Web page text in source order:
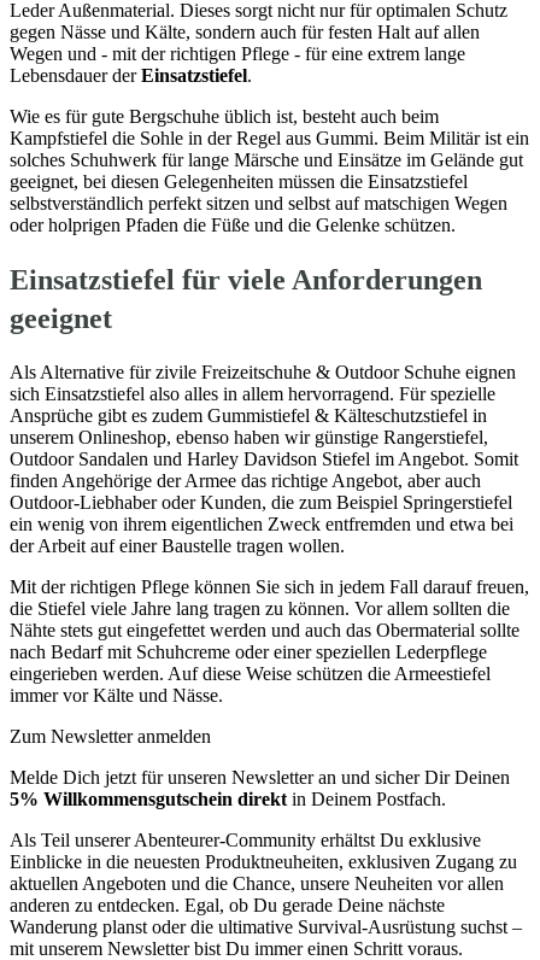
Leder Außenmaterial. Dieses sorgt nicht nur für optimalen Schutz
gegen Nässe und Kälte, sondern auch für festen Halt auf allen
Wegen und - mit der richtigen Pflege - für eine extrem lange
Lebensdauer derEinsatzstiefel.
Wie es für gute Bergschuhe üblich ist, besteht auch beim
Kampfstiefel die Sohle in der Regel aus Gummi. Beim Militär ist ein
solches Schuhwerk für lange Märsche und Einsätze im Gelände gut
geeignet, bei diesen Gelegenheiten müssen die Einsatzstiefel
selbstverständlich perfekt sitzen und selbst auf matschigen Wegen
oder holprigen Pfaden die Füße und die Gelenke schützen.
Einsatzstiefel für viele Anforderungen
geeignet
Als Alternative für zivile Freizeitschuhe & Outdoor Schuhe eignen
sich Einsatzstiefel also alles in allem hervorragend. Für spezielle
Ansprüche gibt es zudem Gummistiefel & Kälteschutzstiefel in
unserem Onlineshop, ebenso haben wir günstige Rangerstiefel,
Outdoor Sandalen und Harley Davidson Stiefel im Angebot. Somit
finden Angehörige der Armee das richtige Angebot, aber auch
Outdoor-Liebhaber oder Kunden, die zum Beispiel Springerstiefel
ein wenig von ihrem eigentlichen Zweck entfremden und etwa bei
der Arbeit auf einer Baustelle tragen wollen.
Mit der richtigen Pflege können Sie sich in jedem Fall darauf freuen,
die Stiefel viele Jahre lang tragen zu können. Vor allem sollten die
Nähte stets gut eingefettet werden und auch das Obermaterial sollte
nach Bedarf mit Schuhcreme oder einer speziellen Lederpflege
eingerieben werden. Auf diese Weise schützen die Armeestiefel
immer vor Kälte und Nässe.
Zum Newsletter anmelden
Melde Dich jetzt für unseren Newsletter an und sicher Dir Deinen
5% Willkommensgutschein direkt in Deinem Postfach.
Als Teil unserer Abenteurer-Community erhältst Du exklusive
Einblicke in die neuesten Produktneuheiten, exklusiven Zugang zu
aktuellen Angeboten und die Chance, unsere Neuheiten vor allen
anderen zu entdecken. Egal, ob Du gerade Deine nächste
Wanderung planst oder die ultimative Survival-Ausrüstung suchst –
mit unserem Newsletter bist Du immer einen Schritt voraus.